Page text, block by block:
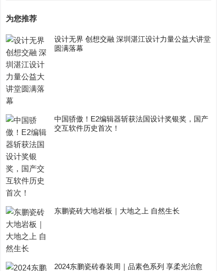
为您推荐
设计无界 创想交融 深圳湛江设计力量公益大讲堂
圆满落幕
中国骄傲！E2编辑器斩获法国设计奖银奖，国产
交互软件历史首次！
东鹏瓷砖大地岩板｜大地之上 自然生长
2024东鹏瓷砖春装周｜品素色系列 享柔光治愈